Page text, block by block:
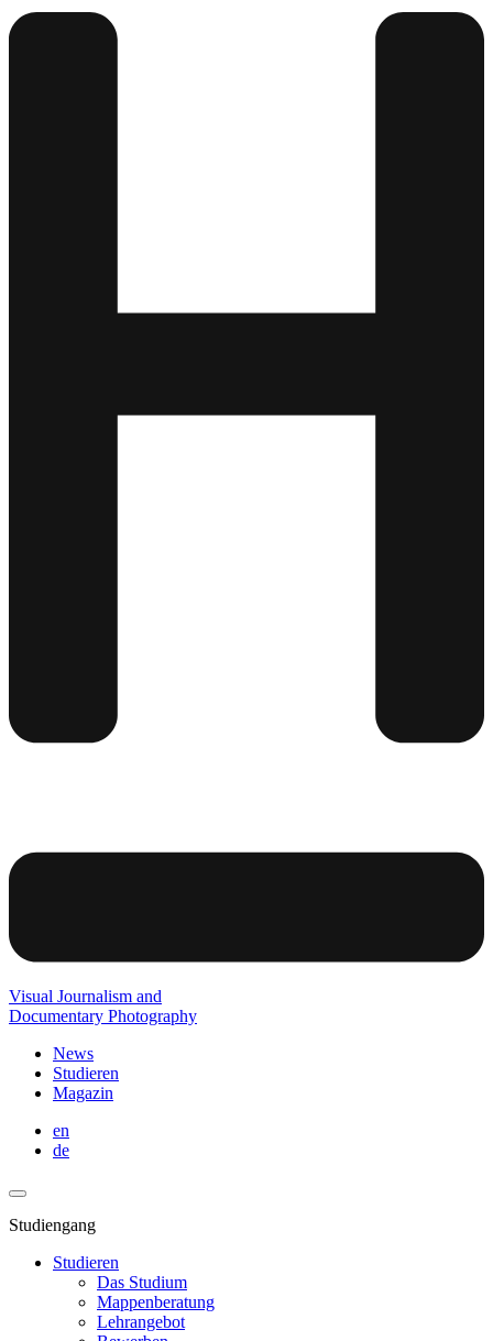
Visual Journalism and
Documentary Photography
News
Studieren
Magazin
en
de
Studiengang
Studieren
Das Studium
Mappenberatung
Lehrangebot